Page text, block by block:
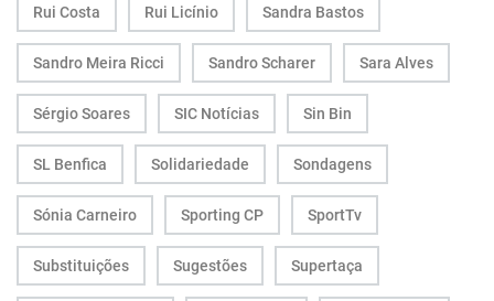
Rui Costa Rui Licínio Sandra Bastos
Sandro Meira Ricci Sandro Scharer Sara Alves
Sérgio Soares SIC Notícias Sin Bin
SL Benfica Solidariedade Sondagens
Sónia Carneiro Sporting CP SportTv
Substituições Sugestões Supertaça